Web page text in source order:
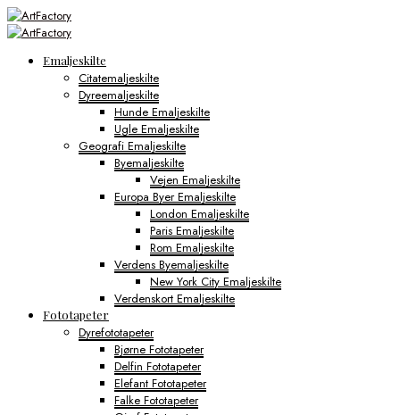
Emaljeskilte
Citatemaljeskilte
Dyreemaljeskilte
Hunde Emaljeskilte
Ugle Emaljeskilte
Geografi Emaljeskilte
Byemaljeskilte
Vejen Emaljeskilte
Europa Byer Emaljeskilte
London Emaljeskilte
Paris Emaljeskilte
Rom Emaljeskilte
Verdens Byemaljeskilte
New York City Emaljeskilte
Verdenskort Emaljeskilte
Fototapeter
Dyrefototapeter
Bjørne Fototapeter
Delfin Fototapeter
Elefant Fototapeter
Falke Fototapeter